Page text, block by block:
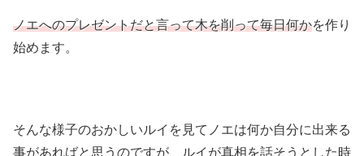
ノエへのプレゼントだと言って木を削って毎日何かを作り
始めます。
そんな様子のおかしいルイを見てノエは何か自分に出来る
事があればと思うのですが、ルイが真相を話そうとした時